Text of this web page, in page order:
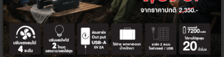
เบรกเกอร์ลูกย่อย มีขนาดเล็ก สำหรับใช้ภายในที่พักอาศัยและอาคารที่กระแส
ไฟฟ้าไม่เกิน 100 A ใช้ได้กับทั้งระบบไฟฟ้า 1 และ 3 เฟส โดยจะมีขนาดตั้งแต่ 1, 2,
3 และ 4 Pole สามารถติดตั้งเป็นอุปกรณ์ป้องกันร่วมกันกับแผงจ่ายไฟฟ้าย่อย
(Load Center) หรือแผงจ่ายไฟในที่พักอาศัยอย่างตู้คอนซูมเมอร์ยูนิทที่มี
พิกัดกระแสลัดวงจรต่ำ แต่ไม่สามารถปรับการตั้งค่ากระแสลัดวงจรได้